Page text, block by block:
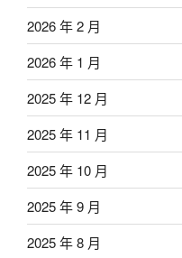
2026 年 2 月
2026 年 1 月
2025 年 12 月
2025 年 11 月
2025 年 10 月
2025 年 9 月
2025 年 8 月